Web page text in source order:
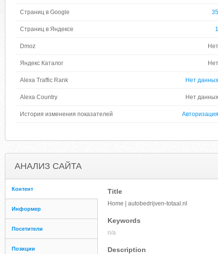
Страниц в Google 35
Страниц в Яндексе 1
Dmoz Нет
Яндекс Каталог Нет
Alexa Traffic Rank Нет данных
Alexa Country Нет данных
История изменения показателей Авторизация
АНАЛИЗ САЙТА
Контент
Информер
Посетители
Позиции
Title
Home | autobedrijven-totaal.nl
Keywords
n/a
Description